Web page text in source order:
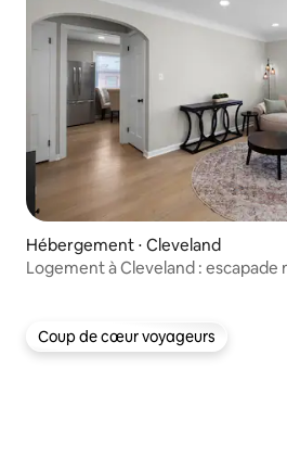
Hébergement ⋅ Cleveland
Logement à Cleveland : escapade
Coup de cœur voyageurs
Coup de cœur voyageurs